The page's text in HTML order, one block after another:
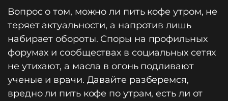
Вопрос о том, можно ли пить кофе утром, не
теряет актуальности, а напротив лишь
набирает обороты. Споры на профильных
форумах и сообществах в социальных сетях
не утихают, а масла в огонь подливают
ученые и врачи. Давайте разберемся,
вредно ли пить кофе по утрам, есть ли от